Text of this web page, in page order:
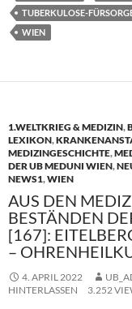
TUBERKULOSE-
WIEN
1.WELTKRIEG & MEDIZIN,
LEXIKON,
MEDIZINGESCHICHTE,
DER UB MEDUNI WIEN,
NEWS1,WIEN
AUS DEN
BESTÄNDEN
[167]:
–
4. APRIL 2022
HINTERLASSEN
3.252